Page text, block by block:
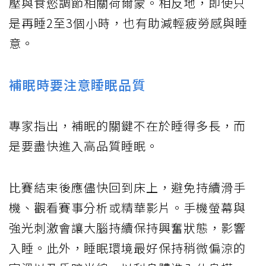
是再睡2至3個小時，也有助減輕疲勞感與睡
意。
補眠時要注意睡眠品質
專家指出，補眠的關鍵不在於睡得多長，而
是要盡快進入高品質睡眠。
比賽結束後應儘快回到床上，避免持續滑手
機、觀看賽事分析或精華影片。手機螢幕與
強光刺激會讓大腦持續保持興奮狀態，影響
入睡。此外，睡眠環境最好保持稍微偏涼的